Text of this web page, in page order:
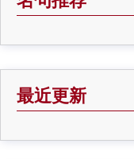
最近更新